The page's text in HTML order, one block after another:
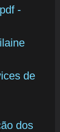
-
de
dos